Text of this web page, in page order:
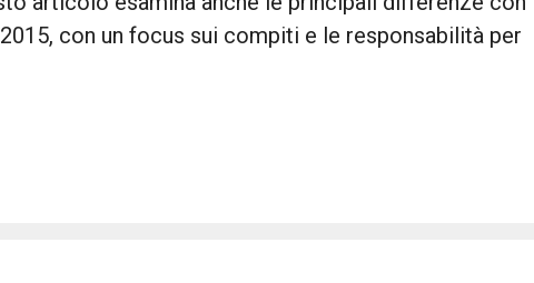
con un focus sui compiti e le responsabilità per